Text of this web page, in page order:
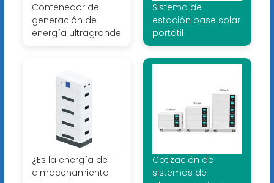
Contenedor de
generación de
energía ultragrande
Sistema de
estación base solar
portátil
¿Es la energía de
almacenamiento
Cotización de
sistemas de